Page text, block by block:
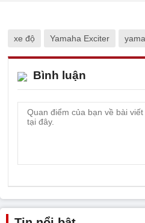
xe độ Yamaha Exciter
Bình luận